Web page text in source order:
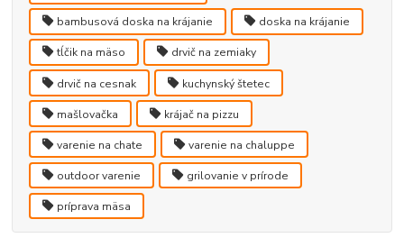
bambusová doska na krájanie doska na krájanie
tĺčik na mäso drvič na zemiaky
drvič na cesnak kuchynský štetec
mašlovačka krájač na pizzu
varenie na chate varenie na chaluppe
outdoor varenie grilovanie v prírode
príprava mäsa